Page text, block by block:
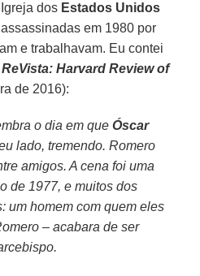
dos Estados Unidos
em 1980 por
e trabalhavam. Eu contei
ReVista: Harvard Review of
de 2016):
o dia em queÓscar
lado, tremendo. Romero
amigos. A cena foi uma
de 1977, e muitos dos
um homem com quem eles
– acabara de ser